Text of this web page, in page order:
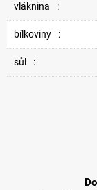
vláknina :
bílkoviny :
sůl :